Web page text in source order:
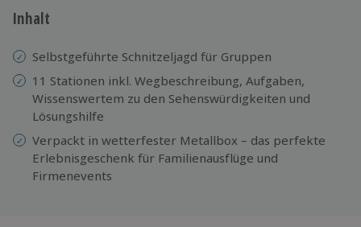
3 Jahre gültig & verlängerbar.
Inhalt
Selbstgeführte Schnitzeljagd für Gruppen
11 Stationen inkl. Wegbeschreibung, Aufgaben,
Wissenswertem zu den Sehenswürdigkeiten und
Lösungshilfe
Verpackt in wetterfester Metallbox – das perfekte
Erlebnisgeschenk für Familienausflüge und
Firmenevents